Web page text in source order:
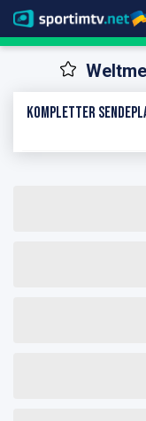
Kompletter